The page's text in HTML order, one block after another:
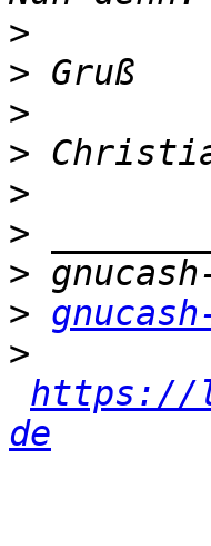
>
>
>
>
>
>
>
>
>
https://
de